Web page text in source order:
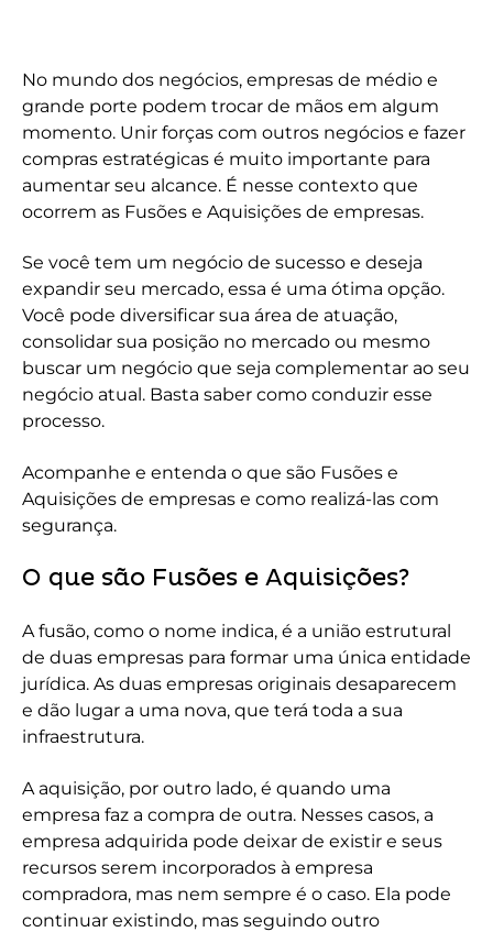
No mundo dos negócios, empresas de médio e
grande porte podem trocar de mãos em algum
momento. Unir forças com outros negócios e fazer
compras estratégicas é muito importante para
aumentar seu alcance. É nesse contexto que
ocorrem as Fusões e Aquisições de empresas.
Se você tem um negócio de sucesso e deseja
expandir seu mercado, essa é uma ótima opção.
Você pode diversificar sua área de atuação,
consolidar sua posição no mercado ou mesmo
buscar um negócio que seja complementar ao seu
negócio atual. Basta saber como conduzir esse
processo.
Acompanhe e entenda o que são Fusões e
Aquisições de empresas e como realizá-las com
segurança.
O que são Fusões e Aquisições?
A fusão, como o nome indica, é a união estrutural
de duas empresas para formar uma única entidade
jurídica. As duas empresas originais desaparecem
e dão lugar a uma nova, que terá toda a sua
infraestrutura.
A aquisição, por outro lado, é quando uma
empresa faz a compra de outra. Nesses casos, a
empresa adquirida pode deixar de existir e seus
recursos serem incorporados à empresa
compradora, mas nem sempre é o caso. Ela pode
continuar existindo, mas seguindo outro